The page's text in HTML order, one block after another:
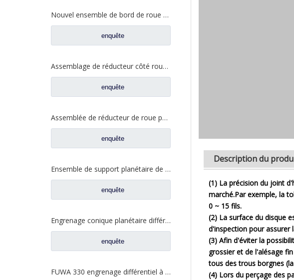
Nouvel ensemble de bord de roue AC16 pour pièces de camion automatique Sinotruk HOWO AZ7129340070
enquête
Assemblage de réducteur côté roue pour Shacman Delong F3000 Hande Man essieu pièces de rechange 81.35114.6113
enquête
Assemblée de réducteur de roue pour les pièces de rechange automatiques AZ7121345129 de Sinotruk HOWO Steyr
enquête
Ensemble de support planétaire de jante de roue pour pièces de rechange de camion automatique Sinotruk HOWO Steyr AZ9231340329
enquête
Engrenage conique planétaire différentiel FUWA FUWA 330 pour pièces de rechange de camion Ford CF0041M0-9
enquête
FUWA 330 engrenage différentiel à demi-arbre arrière pour pièces de rechange de camion Ford CE0041A0-6
Description du
(1) La précision du joint
marché.Par exemple, la
0 ~ 15 fils.
(2) La surface du disque
d'inspection pour assurer
(3) Afin d'éviter la
grossier et de l'alésage
tous des trous borgnes
(4) Lors du perçage des